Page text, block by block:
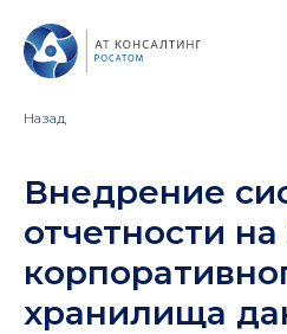
Назад
Внедрение
отчетности на
хранилища